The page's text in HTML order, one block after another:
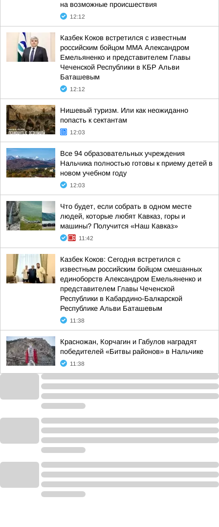
на возможные происшествия
12:12
Казбек Коков встретился с известным
российским бойцом ММА Александром
Емельяненко и представителем Главы
Чеченской Республики в КБР Альви
Баташевым
12:12
Нишевый туризм. Или как неожиданно
попасть к сектантам
12:03
Все 94 образовательных учреждения
Нальчика полностью готовы к приему детей в
новом учебном году
12:03
Что будет, если собрать в одном месте
людей, которые любят Кавказ, горы и
машины? Получится «Наш Кавказ»
11:42
Казбек Коков: Сегодня встретился с
известным российским бойцом смешанных
единоборств Александром Емельяненко и
представителем Главы Чеченской
Республики в Кабардино-Балкарской
Республике Альви Баташевым
11:38
Красножан, Корчагин и Габулов наградят
победителей «Битвы районов» в Нальчике
11:38